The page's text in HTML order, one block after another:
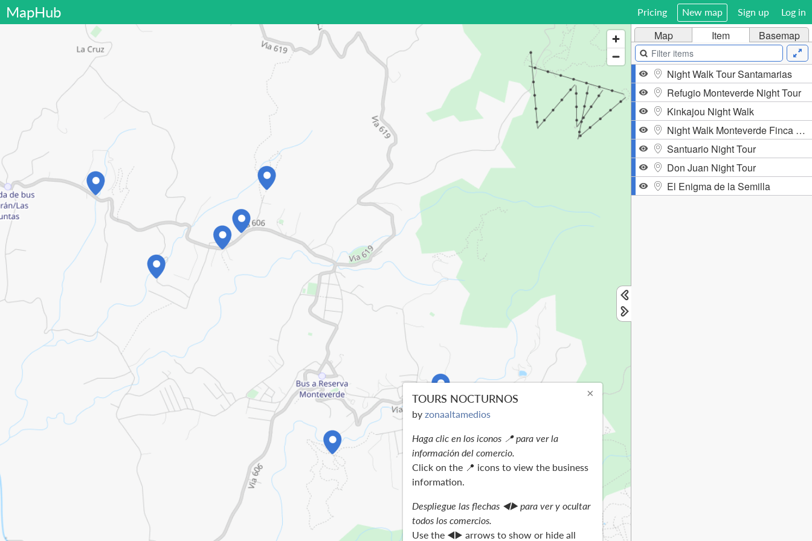
MapHub Sign up Log in
Pricing New map
×
TOURS NOCTURNOS
by zonaaltamedios
Haga clic en los iconos 📍 para ver la
información del comercio.
Click on the 📍 icons to view the business
information.
Despliegue las flechas ◀️▶️ para ver y ocultar
todos los comercios.
Use the ◀️▶️ arrows to show or hide all
Map Item Basemap
Night Walk Tour Santamarias
Refugio Monteverde Night Tour
Kinkajou Night Walk
Night Walk Monteverde Finca Lantana
Santuario Night Tour
Don Juan Night Tour
El Enigma de la Semilla